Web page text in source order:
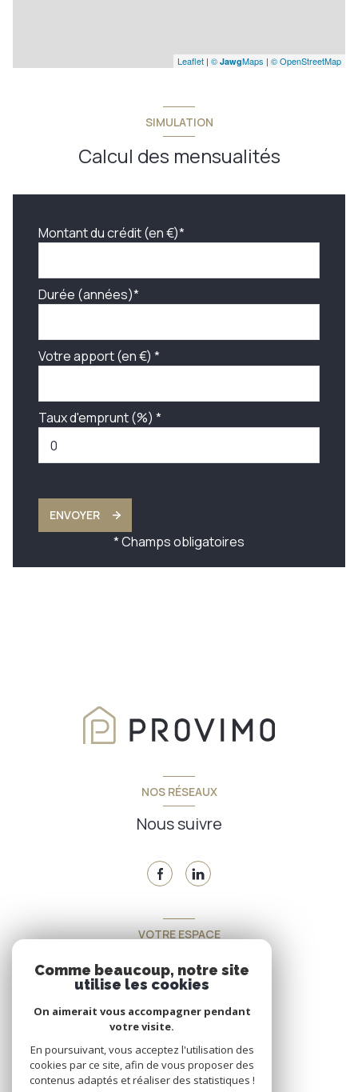
Leaflet | © JawgMaps | © OpenStreetMap
SIMULATION
Calcul des mensualités
Montant du crédit (en €)*
Durée (années)*
Votre apport (en €) *
Taux d'emprunt (%) *
ENVOYER
* Champs obligatoires
NOS RÉSEAUX
Nous suivre
VOTRE ESPACE
Espace propriétaire
SE CONNECTER
Comme beaucoup, notre site
utilise les cookies
On aimerait vous accompagner pendant
votre visite.
En poursuivant, vous acceptez l'utilisation des
cookies par ce site, afin de vous proposer des
contenus adaptés et réaliser des statistiques !